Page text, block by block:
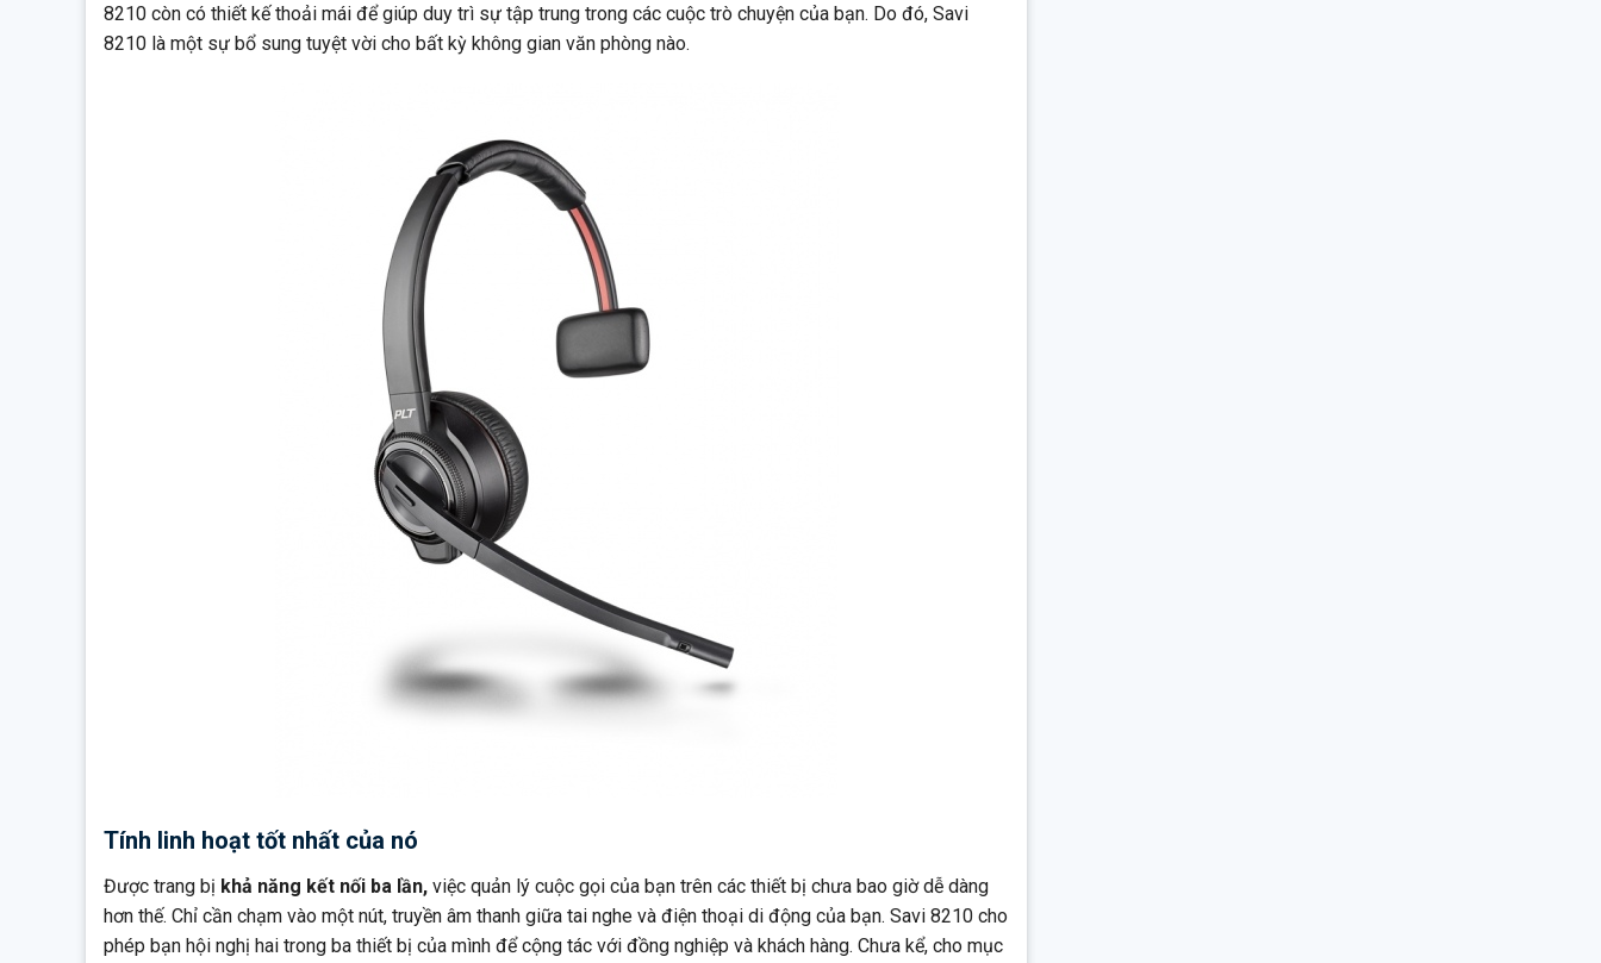
Tắt tiếng
8210 còn có thiết kế thoải mái để giúp duy trì sự tập trung trong các cuộc trò chuyện của bạn. Do đó, Savi
8210 là một sự bổ sung tuyệt vời cho bất kỳ không gian văn phòng nào.
Tính linh hoạt tốt nhất của nó
Được trang bị khả năng kết nối ba lần, việc quản lý cuộc gọi của bạn trên các thiết bị chưa bao giờ dễ dàng
hơn thế. Chỉ cần chạm vào một nút, truyền âm thanh giữa tai nghe và điện thoại di động của bạn. Savi 8210 cho
phép bạn hội nghị hai trong ba thiết bị của mình để cộng tác với đồng nghiệp và khách hàng. Chưa kể, cho mục